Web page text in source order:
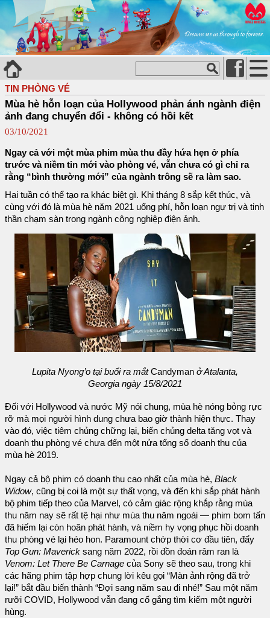
TIN PHÒNG VÉ
Mùa hè hỗn loạn của Hollywood phản ánh ngành điện
ảnh đang chuyển đổi - không có hồi kết
03/10/2021
Ngay cả với một mùa phim mùa thu đầy hứa hẹn ở phía
trước và niềm tin mới vào phòng vé, vẫn chưa có gì chỉ ra
rằng “bình thường mới” của ngành trông sẽ ra làm sao.
Hai tuần có thể tạo ra khác biệt gì. Khi tháng 8 sắp kết thúc, và
cùng với đó là mùa hè năm 2021 uổng phí, hỗn loạn ngự trị và tinh
thần chạm sàn trong ngành công nghiệp điện ảnh.
Lupita Nyong’o tại buổi ra mắtCandyman ở Atalanta,
Georgia ngày 15/8/2021
Đối với Hollywood và nước Mỹ nói chung, mùa hè nóng bỏng rực
rỡ mà mọi người hình dung chưa bao giờ thành hiện thực. Thay
vào đó, việc tiêm chủng chững lại, biến chủng delta tăng vọt và
doanh thu phòng vé chưa đến một nửa tổng số doanh thu của
mùa hè 2019.
Ngay cả bộ phim có doanh thu cao nhất của mùa hè, Black
Widow, cũng bị coi là một sự thất vọng, và đến khi sắp phát hành
bộ phim tiếp theo của Marvel, có cảm giác rộng khắp rằng mùa
thu năm nay sẽ rất tệ hại như mùa thu năm ngoái — phim bom tấn
đã hiếm lại còn hoãn phát hành, và niềm hy vọng phục hồi doanh
thu phòng vé lại héo hon. Paramount chớp thời cơ đầu tiên, đẩy
Top Gun: Maverick sang năm 2022, rồi đồn đoán râm ran là
Venom: Let There Be Carnage của Sony sẽ theo sau, trong khi
các hãng phim tập hợp chung lời kêu gọi “Màn ảnh rộng đã trở
lại!” bắt đầu biến thành “Đợi sang năm sau đi nhé!” Sau một năm
rưỡi COVID, Hollywood vẫn đang cố gắng tìm kiếm một người
hùng.